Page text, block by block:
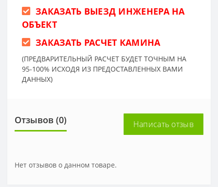
ЗАКАЗАТЬ ВЫЕЗД ИНЖЕНЕРА НА
ОБЪЕКТ
ЗАКАЗАТЬ РАСЧЕТ КАМИНА
(ПРЕДВАРИТЕЛЬНЫЙ РАСЧЕТ БУДЕТ ТОЧНЫМ НА
95-100% ИСХОДЯ ИЗ ПРЕДОСТАВЛЕННЫХ ВАМИ
ДАННЫХ)
Отзывов (0) Написать отзыв
Нет отзывов о данном товаре.